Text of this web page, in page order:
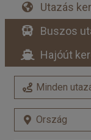
Utazás
Buszos
Hajóút